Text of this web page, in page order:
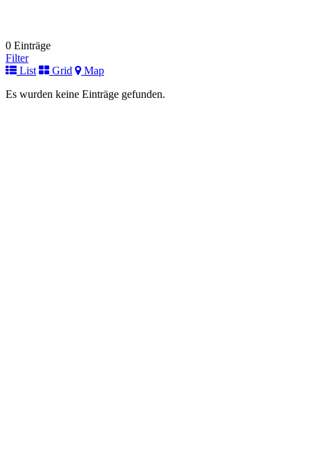
0 Einträge
Filter
List
Grid
Map
Es wurden keine Einträge gefunden.